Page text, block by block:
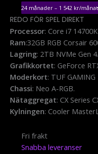
REDO FÖR SPEL DIREKT
Processor: Core i7
Ram:32GB RGB Corsair
Lagring: 2TB NVMe Gen 4.
Grafikkortet: GeForce
Moderkort: TUF
Chassi: Neo A-RGB.
Nätaggregat: CX Series
Kylningen: Cooler
Fri frakt
Snabba leveranser